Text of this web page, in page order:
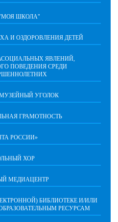
ШКОЛА"
И ОЗДОРОВЛЕНИЯ ДЕТЕЙ
ЯВЛЕНИЙ,
ПОВЕДЕНИЯ СРЕДИ
УГОЛОК
ГРАМОТНОСТЬ
РОССИИ»
ХОР
МЕДИАЦЕНТР
БИБЛИОТЕКЕ И/ИЛИ
РЕСУРСАМ